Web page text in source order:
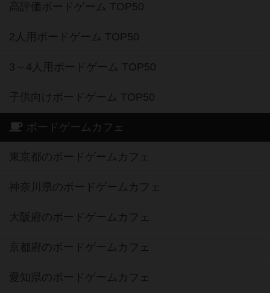
高評価ボードゲーム TOP50
2人用ボードゲーム TOP50
3～4人用ボードゲーム TOP50
子供向けボードゲーム TOP50
ボードゲームカフェ
東京都のボードゲームカフェ
神奈川県のボードゲームカフェ
大阪府のボードゲームカフェ
京都府のボードゲームカフェ
愛知県のボードゲームカフェ